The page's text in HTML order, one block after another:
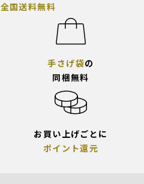
全国送料無料
手さげ袋の
同梱無料
お買い上げごとに
ポイント還元